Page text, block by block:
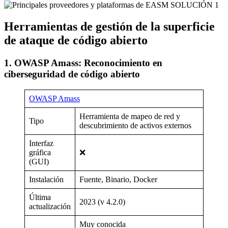
SOLUCIÓN 1
Herramientas de gestión de la superficie
de ataque de código abierto
1. OWASP Amass: Reconocimiento en
ciberseguridad de código abierto
OWASP Amass
Tipo
Herramienta de mapeo de red y
descubrimiento de activos externos
Interfaz
gráfica
(GUI)
❌
Instalación Fuente, Binario, Docker
Última
actualización
2023 (v 4.2.0)
Muy conocida